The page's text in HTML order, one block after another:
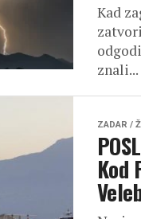
Kad
znali...
ZADAR /
Kod